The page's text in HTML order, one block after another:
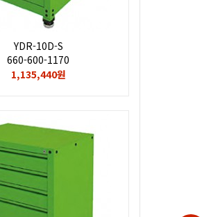
YDR-10D-S
660-600-1170
1,135,440원